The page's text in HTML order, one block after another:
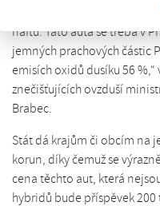
k němu právě vozidla s
naftu. Tato auta se třeba v
jemných prachových částic
emisích oxidů dusíku 56
znečišťujících ovzduší
Brabec.
Stát dá krajům či obcím na
korun, díky čemuž se
cena těchto aut, která
hybridů bude příspěvek